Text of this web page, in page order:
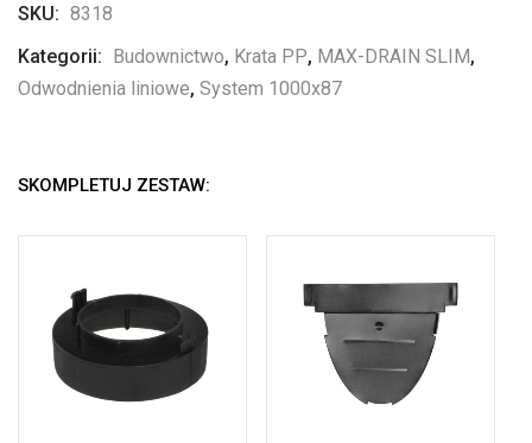
SKU: 8318
Kategorii: Budownictwo, Krata PP, MAX-DRAIN SLIM,
Odwodnienia liniowe, System 1000x87
SKOMPLETUJ ZESTAW: